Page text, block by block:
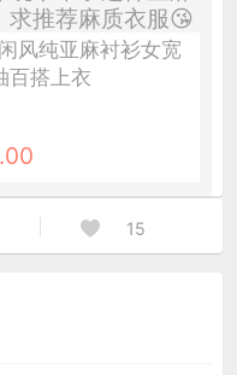
推荐麻质衣服😘
风纯亚麻衬衫女宽
百搭上衣
15